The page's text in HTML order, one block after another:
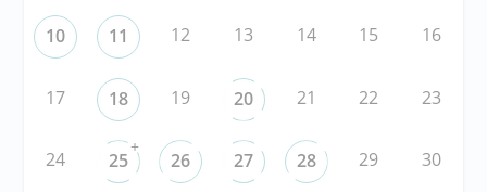
10 11 12 13 14 15 16
17 18 19 20 21 22 23
24 25
+
26 27 28 29 30